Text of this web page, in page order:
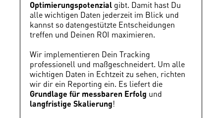
Optimierungspotenzial gibt. Damit hast Du
alle wichtigen Daten jederzeit im Blick und
kannst so datengestützte Entscheidungen
treffen und Deinen ROI maximieren.
Wir implementieren Dein Tracking
professionell und maßgeschneidert. Um alle
wichtigen Daten in Echtzeit zu sehen, richten
Grundlage für messbaren Erfolg
langfristige Skalierung!